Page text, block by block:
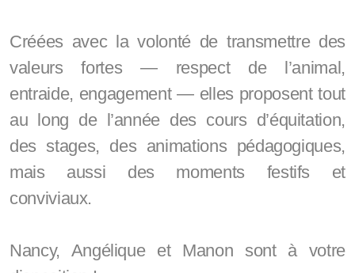
Créées avec la volonté de transmettre des
valeurs fortes — respect de l’animal,
entraide, engagement — elles proposent tout
au long de l’année des cours d’équitation,
des stages, des animations pédagogiques,
mais aussi des moments festifs et
conviviaux.
Nancy, Angélique et Manon sont à votre